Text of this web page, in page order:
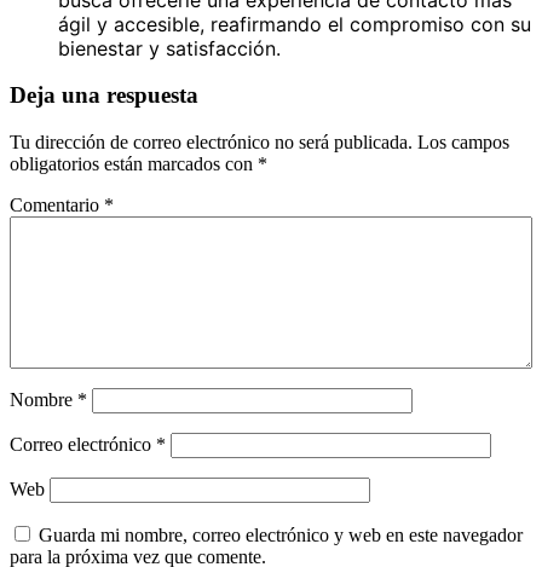
ágil y accesible, reafirmando el compromiso con su
bienestar y satisfacción.
Deja una respuesta
Tu dirección de correo electrónico no será publicada. Los campos
obligatorios están marcados con *
Comentario *
Nombre *
Correo electrónico *
Web
Guarda mi nombre, correo electrónico y web en este navegador
para la próxima vez que comente.